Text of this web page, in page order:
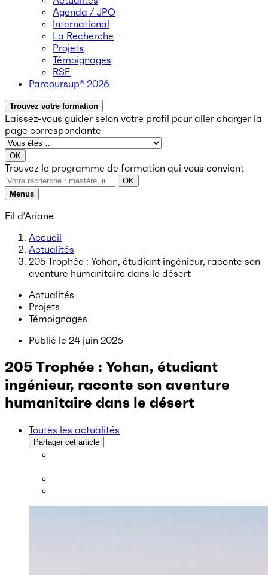
Agenda / JPO
International
La Recherche
Projets
Témoignages
RSE
Parcoursup® 2026
Trouvez votre formation
Laissez-vous guider selon votre profil pour aller charger la
page correspondante
OK
Trouvez le programme de formation qui vous convient
OK
Menus
Fil d’Ariane
Accueil
Actualités
205 Trophée : Yohan, étudiant ingénieur, raconte son
aventure humanitaire dans le désert
Actualités
Projets
Témoignages
Publié le 24 juin 2026
205 Trophée : Yohan, étudiant
ingénieur, raconte son aventure
humanitaire dans le désert
Toutes les actualités
Partager cet article